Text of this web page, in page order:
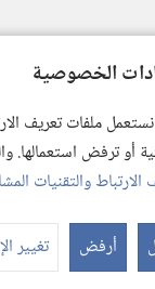
الخصوصية
ملفات تعريف
أو ترفض استعمالها.
الارتباط والتقنيات
أرفض تغيير